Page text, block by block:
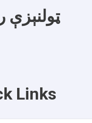
ټولنېزې
Links